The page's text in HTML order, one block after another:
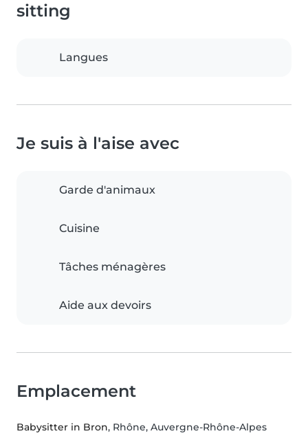
sitting
Langues
Je suis à l'aise avec
Garde d'animaux
Cuisine
Tâches ménagères
Aide aux devoirs
Emplacement
Babysitter in Bron, Rhône, Auvergne-Rhône-Alpes